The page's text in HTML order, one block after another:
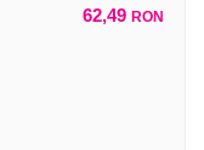
62,49 RON